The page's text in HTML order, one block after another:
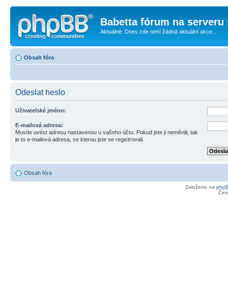
Babetta fórum na serveru
Aktuálně: Dnes zde není žádná aktuální akce...
Obsah fóra
Odeslat heslo
Uživatelské jméno:
E-mailová adresa:
Musíte uvést adresu nastavenou u vašeho účtu. Pokud jste ji neměnili, tak
je to e-mailová adresa, se kterou jste se registrovali.
Obsah fóra
Založeno na